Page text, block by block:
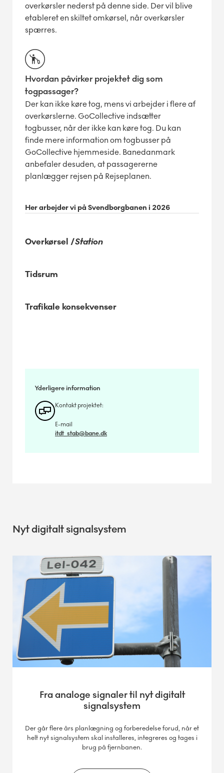
overkørsler nederst på denne side. Der vil blive
etableret en skiltet omkørsel, når overkørsler
spærres.
Hvordan påvirker projektet dig som
togpassager?
Der kan ikke køre tog, mens vi arbejder i flere af
overkørslerne. GoCollective indsætter
togbusser, når der ikke kan køre tog. Du kan
finde mere information om togbusser på
GoCollective hjemmeside. Banedanmark
anbefaler desuden, at passagererne
planlægger rejsen på Rejseplanen.
Her arbejder vi på Svendborgbanen i 2026
Overkørsel /Station
Tidsrum
Trafikale konsekvenser
Overkørsel totalspærret. Omkørsel
Overkørsel totalspærret. Omkørsel
Overvejen (Årslev)
Overkørsel totalspærret. Omkørsel
Yderligere information
Kontakt projektet:
E-mail
itdt_stab@bane.dk
Nyt digitalt signalsystem
Fra analoge signaler til nyt digitalt
signalsystem
Der går flere års planlægning og forberedelse forud, når et
helt nyt signalsystem skal installeres, integreres og tages i
brug på fjernbanen.